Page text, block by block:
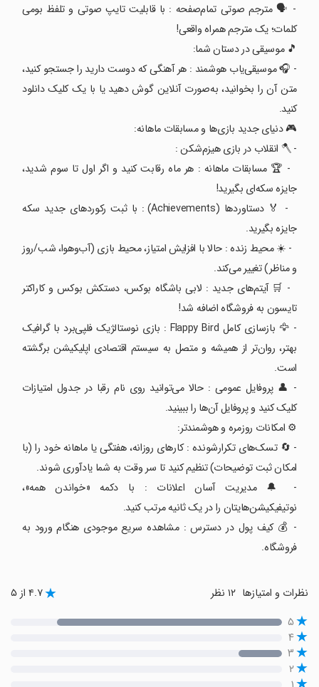
- 🗣️ مترجم صوتی تمام‌صفحه : با قابلیت تایپ صوتی و تلفظ بومی
کلمات؛ یک مترجم همراه واقعی!
🎵 موسیقی در دستان شما:
- 🎧 موسیقی‌یاب هوشمند : هر آهنگی که دوست دارید را جستجو کنید،
متن آن را بخوانید، به‌صورت آنلاین گوش دهید یا با یک کلیک دانلود
کنید.
🎮 دنیای جدید بازی‌ها و مسابقات ماهانه:
- 🪓 انقلاب در بازی هیزم‌شکن :
- 🏆 مسابقات ماهانه : هر ماه رقابت کنید و اگر اول تا سوم شدید،
جایزه سکه‌ای بگیرید!
- 🏅 دستاوردها (Achievements) : با ثبت رکوردهای جدید سکه
جایزه بگیرید.
- ☀️ محیط زنده : حالا با افزایش امتیاز، محیط بازی (آب‌وهوا، شب/روز
و مناظر) تغییر می‌کند.
- 🛒 آیتم‌های جدید : لابی باشگاه بوکس، دستکش بوکس و کاراکتر
تایسون به فروشگاه اضافه شد!
- 🦅 بازسازی کامل Flappy Bird : بازی نوستالژیک فلپی‌برد با گرافیک
بهتر، روان‌تر از همیشه و متصل به سیستم اقتصادی اپلیکیشن برگشته
است.
- 👤 پروفایل عمومی : حالا می‌توانید روی نام رقبا در جدول امتیازات
کلیک کنید و پروفایل آن‌ها را ببینید.
⚙️ امکانات روزمره و هوشمندتر:
- 🔄 تسک‌های تکرارشونده : کارهای روزانه، هفتگی یا ماهانه خود را (با
امکان ثبت توضیحات) تنظیم کنید تا سر وقت به شما یادآوری شوند.
- 🔔 مدیریت آسان اعلانات : با دکمه «خواندن همه»،
نوتیفیکیشن‌هایتان را در یک ثانیه مرتب کنید.
- 💰 کیف پول در دسترس : مشاهده سریع موجودی هنگام ورود به
فروشگاه.
نظرات و امتیازها ۴.۷ از ۵
۵
۴
۳
۲